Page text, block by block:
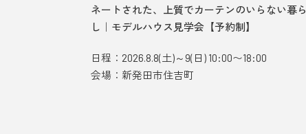
ネートされた、上質でカーテンのいらない暮ら
し｜モデルハウス見学会【予約制】
日程：2026.8.8(土)～9(日) 10:00〜18:00
会場：新発田市住吉町